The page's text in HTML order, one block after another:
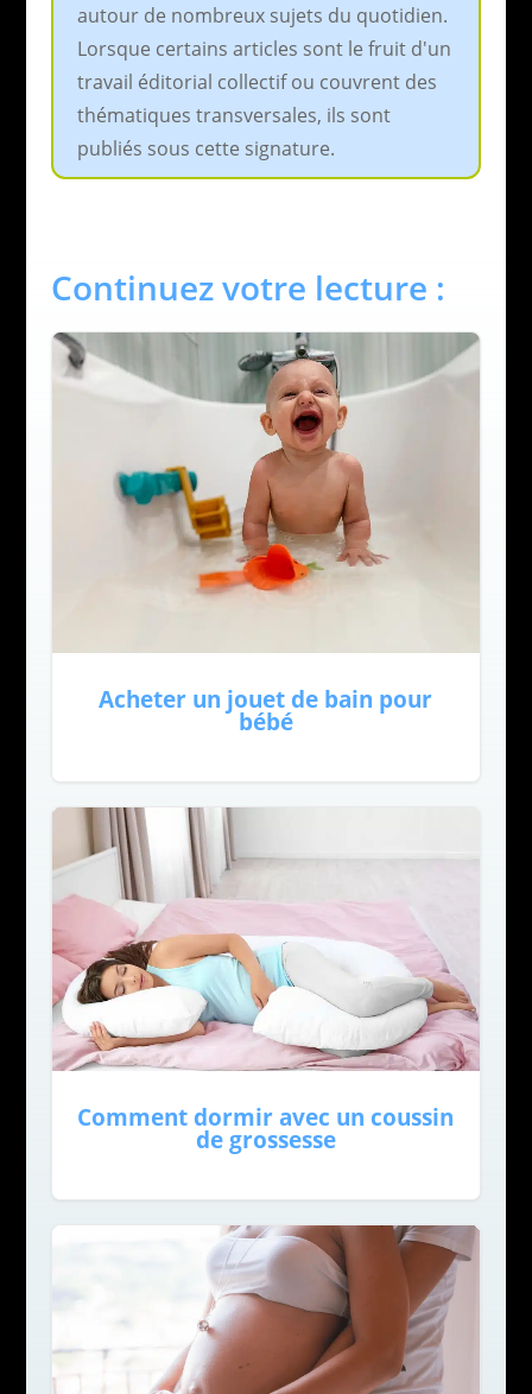
autour de nombreux sujets du quotidien.
Lorsque certains articles sont le fruit d'un
travail éditorial collectif ou couvrent des
thématiques transversales, ils sont
publiés sous cette signature.
Continuez votre lecture :
Acheter un jouet de bain pour
bébé
Comment dormir avec un coussin
de grossesse